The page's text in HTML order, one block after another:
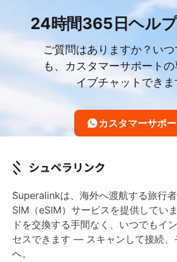
24時間365日ヘル
ご質問はありますか？い
も、カスタマーサポート
イブチャットできま
カスタマーサポー
Superalinkは、海外へ渡航する旅行
SIM（eSIM）サービスを提供してい
ドを交換する手間なく、いつでもイ
セスできます — スキャンして接続、
へ。